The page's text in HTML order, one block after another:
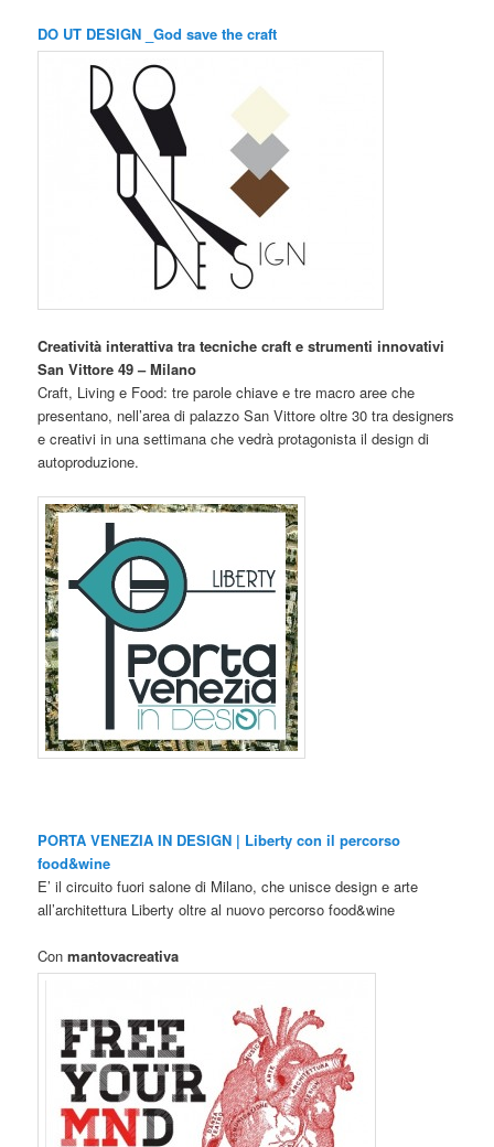
DO UT DESIGN _God save the craft
Creatività interattiva tra tecniche craft e strumenti innovativi
San Vittore 49 – Milano
Craft, Living e Food: tre parole chiave e tre macro aree che
presentano, nell’area di palazzo San Vittore oltre 30 tra designers
e creativi in una settimana che vedrà protagonista il design di
autoproduzione.
PORTA VENEZIA IN DESIGN | Liberty con il percorso
food&wine
E’ il circuito fuori salone di Milano, che unisce design e arte
all’architettura Liberty oltre al nuovo percorso food&wine
Conmantovacreativa